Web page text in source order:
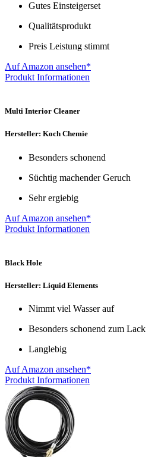
Gutes Einsteigerset
Qualitätsprodukt
Preis Leistung stimmt
Auf Amazon ansehen*
Produkt Informationen
Multi Interior Cleaner
Hersteller: Koch Chemie
Besonders schonend
Süchtig machender Geruch
Sehr ergiebig
Auf Amazon ansehen*
Produkt Informationen
Black Hole
Hersteller: Liquid Elements
Nimmt viel Wasser auf
Besonders schonend zum Lack
Langlebig
Auf Amazon ansehen*
Produkt Informationen